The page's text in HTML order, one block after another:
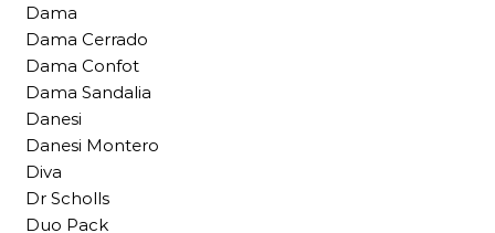
Dama
Dama Cerrado
Dama Confot
Dama Sandalia
Danesi
Danesi Montero
Diva
Dr Scholls
Duo Pack